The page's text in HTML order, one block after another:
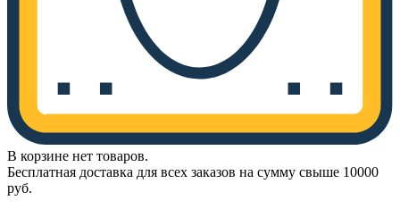
В корзине нет товаров.
Бесплатная доставка для всех заказов на сумму свыше 10000
руб.